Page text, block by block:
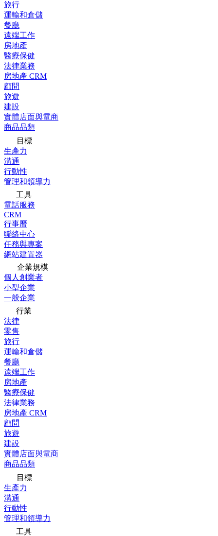
旅行
運輸和倉儲
餐廳
遠端工作
房地產
醫療保健
法律業務
房地產 CRM
顧問
旅遊
建設
實體店面與電商
商品品類
目標
生產力
溝通
行動性
管理和領導力
工具
電話服務
CRM
行事曆
聯絡中心
任務與專案
網站建置器
企業規模
個人創業者
小型企業
一般企業
行業
法律
零售
旅行
運輸和倉儲
餐廳
遠端工作
房地產
醫療保健
法律業務
房地產 CRM
顧問
旅遊
建設
實體店面與電商
商品品類
目標
生產力
溝通
行動性
管理和領導力
工具